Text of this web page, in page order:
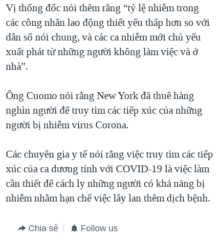
Vị thống đốc nói thêm rằng “tỷ lệ nhiễm trong
các công nhân lao động thiết yếu thấp hơn so với
dân số nói chung, và các ca nhiễm mới chủ yếu
xuất phát từ những người không làm việc và ở
nhà”.
Ông Cuomo nói rằng New York đã thuê hàng
nghìn người để truy tìm các tiếp xúc của những
người bị nhiễm virus Corona.
Các chuyên gia y tế nói rằng việc truy tìm các tiếp
xúc của ca dương tính với COVID-19 là việc làm
cần thiết để cách ly những người có khả năng bị
nhiễm nhằm hạn chế việc lây lan thêm dịch bệnh.
Chia sẻ Follow us